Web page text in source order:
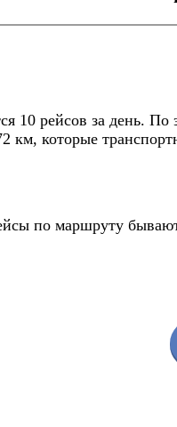
10 рейсов за день.
которые
по маршруту